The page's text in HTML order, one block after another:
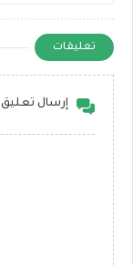
تعليقات
إرسال تعليق